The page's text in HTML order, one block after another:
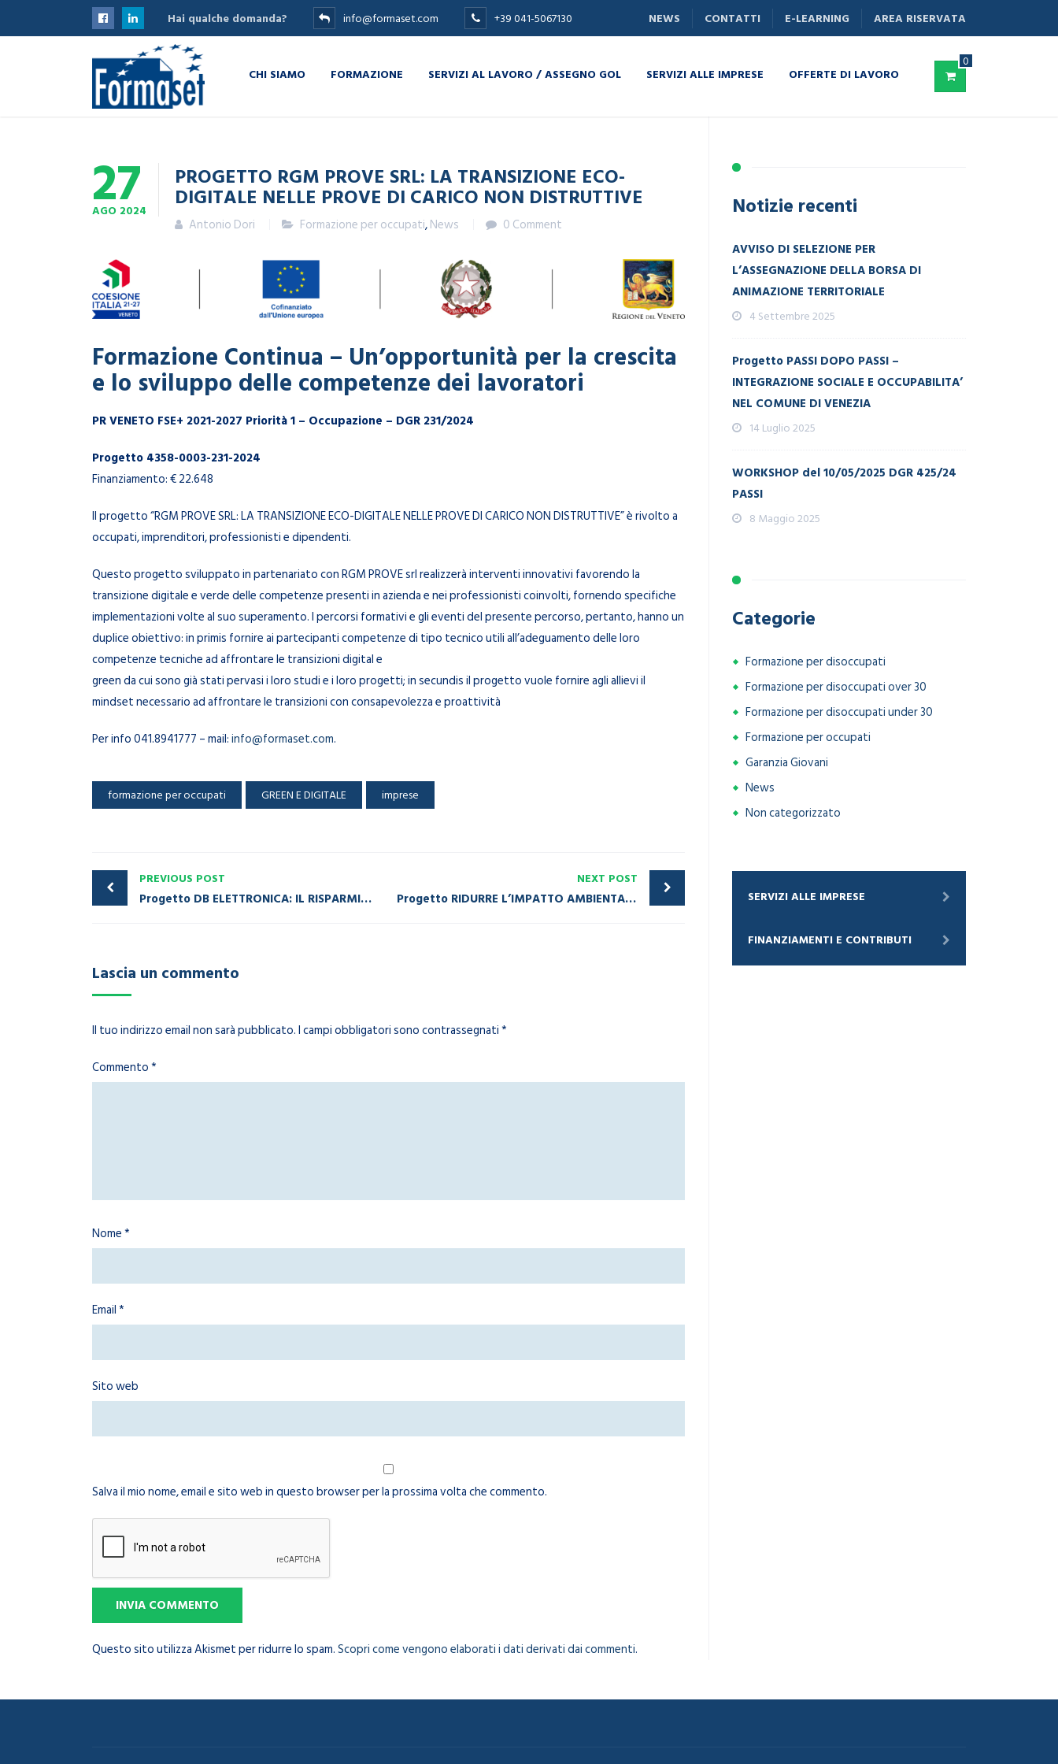
Hai qualche domanda? info@formaset.com +39 041-5067130 NEWS CONTATTI E-LEARNING AREA RISERVATA
CHI SIAMO FORMAZIONE SERVIZI AL LAVORO / ASSEGNO GOL SERVIZI ALLE IMPRESE OFFERTE DI LAVORO
Sei qui: Home News Progetto RGM PROVE SRL: LA TRANSIZIONE ECO-DIGITALE NELLE PROVE DI CARICO NON DISTRUTTIVE
27
AGO 2024
PROGETTO RGM PROVE SRL: LA TRANSIZIONE ECO-
DIGITALE NELLE PROVE DI CARICO NON DISTRUTTIVE
Antonio Dori Formazione per occupati,News 0 Comment
Formazione Continua – Un’opportunità per la crescita
e lo sviluppo delle competenze dei lavoratori
PR VENETO FSE+ 2021-2027 Priorità 1 – Occupazione – DGR 231/2024
Progetto 4358-0003-231-2024
Finanziamento: € 22.648
Il progetto “RGM PROVE SRL: LA TRANSIZIONE ECO-DIGITALE NELLE PROVE DI CARICO NON DISTRUTTIVE” è rivolto a
occupati, imprenditori, professionisti e dipendenti.
Questo progetto sviluppato in partenariato con RGM PROVE srl realizzerà interventi innovativi favorendo la
transizione digitale e verde delle competenze presenti in azienda e nei professionisti coinvolti, fornendo specifiche
implementazioni volte al suo superamento. I percorsi formativi e gli eventi del presente percorso, pertanto, hanno un
duplice obiettivo: in primis fornire ai partecipanti competenze di tipo tecnico utili all’adeguamento delle loro
competenze tecniche ad affrontare le transizioni digital e
green da cui sono già stati pervasi i loro studi e i loro progetti; in secundis il progetto vuole fornire agli allievi il
mindset necessario ad affrontare le transizioni con consapevolezza e proattività
Per info 041.8941777 – mail:info@formaset.com.
formazione per occupati GREEN E DIGITALE imprese
PREVIOUS POST
Progetto DB ELETTRONICA: IL RISPARMIO ENERGETICO DEGLI AMPLIFICATORI A STATO SOLIDO A LARGA BANDA
NEXT POST
Progetto RIDURRE L’IMPATTO AMBIENTALE AZIENDALE: 9 AZIENDE VERSO LA CERTIFICAZIONE ISO 14001
Lascia un commento
Il tuo indirizzo email non sarà pubblicato.I campi obbligatori sono contrassegnati*
Commento*
Nome*
Email*
Sito web
Salva il mio nome, email e sito web in questo browser per la prossima volta che commento.
Questo sito utilizza Akismet per ridurre lo spam.Scopri come vengono elaborati i dati derivati dai commenti.
Notizie recenti
AVVISO DI SELEZIONE PER
L’ASSEGNAZIONE DELLA BORSA DI
ANIMAZIONE TERRITORIALE
4 Settembre 2025
Progetto PASSI DOPO PASSI –
INTEGRAZIONE SOCIALE E OCCUPABILITA’
NEL COMUNE DI VENEZIA
14 Luglio 2025
WORKSHOP del 10/05/2025 DGR 425/24
PASSI
8 Maggio 2025
Categorie
Formazione per disoccupati
Formazione per disoccupati over 30
Formazione per disoccupati under 30
Formazione per occupati
Garanzia Giovani
News
Non categorizzato
SERVIZI ALLE IMPRESE
FINANZIAMENTI E CONTRIBUTI